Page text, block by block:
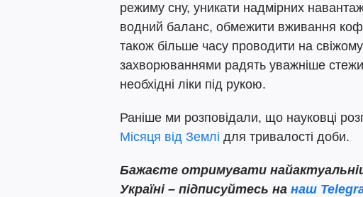
режиму сну, уникати надмірних
водний баланс, обмежити вживання
також більше часу проводити на
захворюваннями радять уважніше
необхідні ліки під рукою.
Раніше ми розповідали, що науковці
Місяця від Землі для тривалості доби.
Бажаєте отримувати
Україні – підписуйтесь на наш